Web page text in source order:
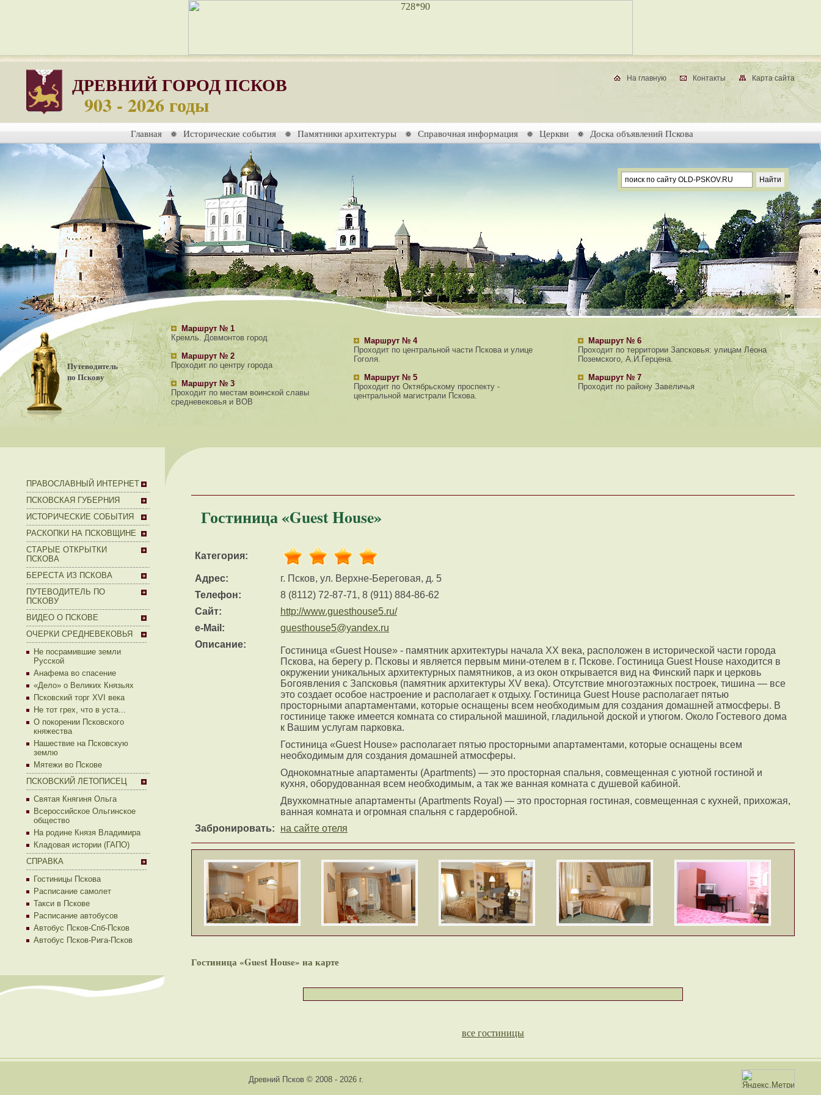
ДРЕВНИЙ ГОРОД ПСКОВ
903 - 2026 годы
На главную Контакты Карта сайта
Главная Исторические события Памятники архитектуры Справочная информация Церкви Доска объявлений Пскова
Путеводитель
по Пскову
Маршрут № 1
Кремль. Довмонтов город
Маршрут № 2
Проходит по центру города
Маршрут № 3
Проходит по местам воинской славы
средневековья и ВОВ
Маршрут № 4
Проходит по центральной части Пскова и улице
Гоголя.
Маршрут № 5
Проходит по Октябрьскому проспекту -
центральной магистрали Пскова.
Маршрут № 6
Проходит по территории Запсковья: улицам Леона
Поземского, А.И.Герцена.
Маршрут № 7
Проходит по району Завеличья
ПРАВОСЛАВНЫЙ ИНТЕРНЕТ
ПСКОВСКАЯ ГУБЕРНИЯ
ИСТОРИЧЕСКИЕ СОБЫТИЯ
РАСКОПКИ НА ПСКОВЩИНЕ
СТАРЫЕ ОТКРЫТКИ
ПСКОВА
БЕРЕСТА ИЗ ПСКОВА
ПУТЕВОДИТЕЛЬ ПО
ПСКОВУ
ВИДЕО О ПСКОВЕ
ОЧЕРКИ СРЕДНЕВЕКОВЬЯ
Не посрамившие земли
Русской
Анафема во спасение
«Дело» о Великих Князьях
Псковский торг XVI века
Не тот грех, что в уста...
О покорении Псковского
княжества
Нашествие на Псковскую
землю
Мятежи во Пскове
ПСКОВСКИЙ ЛЕТОПИСЕЦ
Святая Княгиня Ольга
Всероссийское Ольгинское
общество
На родине Князя Владимира
Кладовая истории (ГАПО)
СПРАВКА
Гостиницы Пскова
Расписание самолет
Такси в Пскове
Расписание автобусов
Автобус Псков-Спб-Псков
Автобус Псков-Рига-Псков
Гостиница «Guest House»
Категория:
Адрес:
г. Псков, ул. Верхне-Береговая, д. 5
Телефон:
8 (8112) 72-87-71, 8 (911) 884-86-62
Сайт:
http://www.guesthouse5.ru/
e-Mail:
guesthouse5@yandex.ru
Описание:
Гостиница «Guest House» - памятник архитектуры начала ХХ века, расположен в исторической части города
Пскова, на берегу р. Псковы и является первым мини-отелем в г. Пскове. Гостиница Guest House находится в
окружении уникальных архитектурных памятников, а из окон открывается вид на Финский парк и церковь
Богоявления с Запсковья (памятник архитектуры XV века). Отсутствие многоэтажных построек, тишина — все
это создает особое настроение и располагает к отдыху. Гостиница Guest House располагает пятью
просторными апартаментами, которые оснащены всем необходимым для создания домашней атмосферы. В
гостинице также имеется комната со стиральной машиной, гладильной доской и утюгом. Около Гостевого дома
к Вашим услугам парковка.
Гостиница «Guest House» располагает пятью просторными апартаментами, которые оснащены всем
необходимым для создания домашней атмосферы.
Однокомнатные апартаменты (Apartments) — это просторная спальня, совмещенная с уютной гостиной и
кухня, оборудованная всем необходимым, а так же ванная комната с душевой кабиной.
Двухкомнатные апартаменты (Apartments Royal) — это просторная гостиная, совмещенная с кухней, прихожая,
ванная комната и огромная спальня с гардеробной.
Забронировать:
на сайте отеля
Гостиница «Guest House» на карте
все гостиницы
Древний Псков © 2008 - 2026 г.